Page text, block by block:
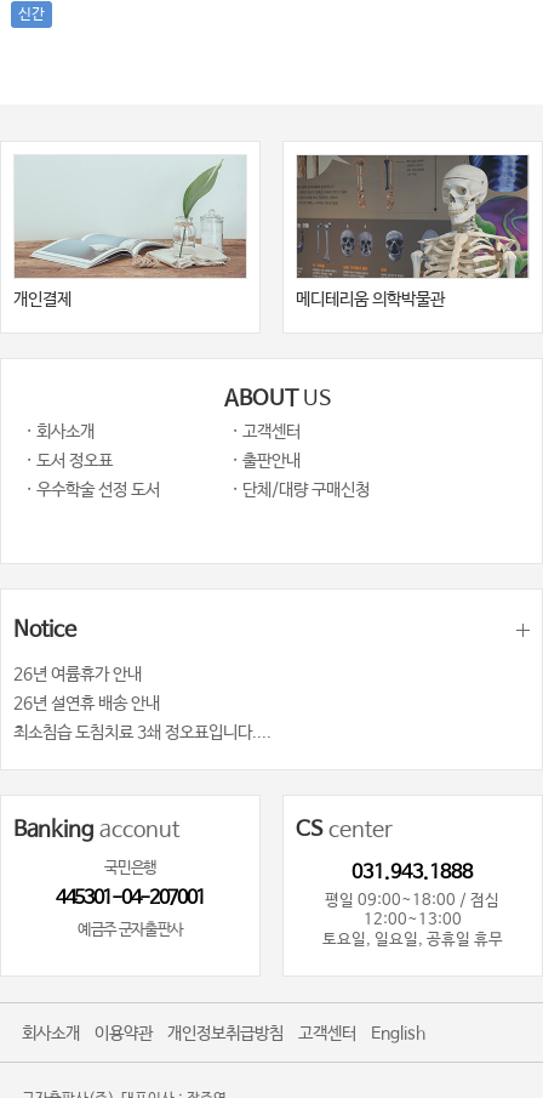
신간
개인결제 메디테리움 의학박물관
ABOUT US
· 회사소개
· 고객센터
· 도서 정오표
· 출판안내
· 우수학술 선정 도서
· 단체/대량 구매신청
Notice
26년 여륨휴가 안내
26년 설연휴 배송 안내
최소침습 도침치료 3쇄 정오표입니다....
Banking acconut
국민은행
445301-04-207001
예금주 군자출판사
CScenter
031.943.1888
평일 09:00~18:00 / 점심
12:00~13:00
토요일, 일요일, 공휴일 휴무
회사소개 이용약관 개인정보취급방침 고객센터 English